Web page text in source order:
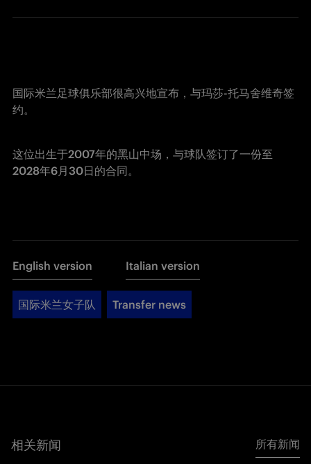
国际米兰足球俱乐部很高兴地宣布，与玛莎-托马舍维奇签
约。
这位出生于2007年的黑山中场，与球队签订了一份至
2028年6月30日的合同。
English version Italian version
国际米兰女子队 Transfer news
相关新闻 所有新闻